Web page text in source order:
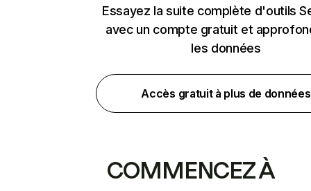
Essayez la suite complète d'outils
avec un compte gratuit et
les données
Accès gratuit à plus de données
COMMENCEZ À